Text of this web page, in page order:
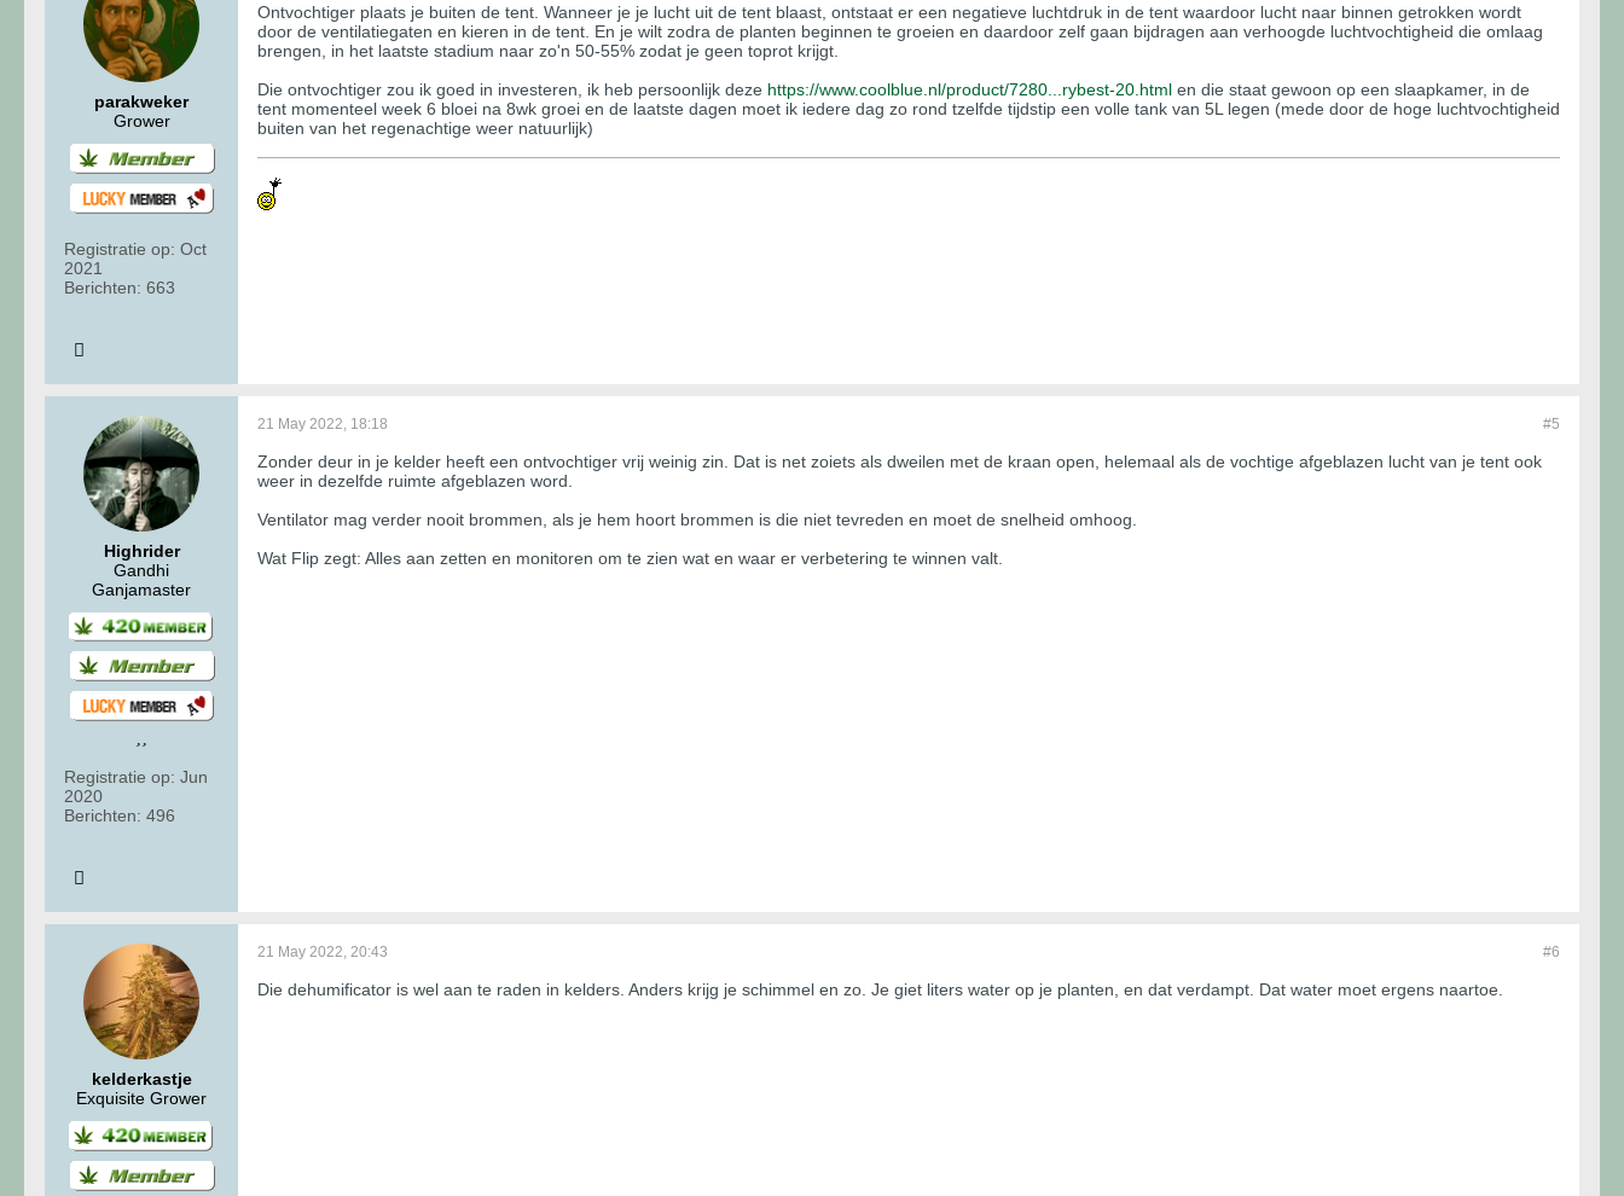
parakweker
Grower
Registratie op: Oct
2021
Berichten: 663
Ontvochtiger plaats je buiten de tent. Wanneer je je lucht uit de tent blaast, ontstaat er een negatieve luchtdruk in de tent waardoor lucht naar binnen getrokken wordt
door de ventilatiegaten en kieren in de tent. En je wilt zodra de planten beginnen te groeien en daardoor zelf gaan bijdragen aan verhoogde luchtvochtigheid die omlaag
brengen, in het laatste stadium naar zo'n 50-55% zodat je geen toprot krijgt.
Die ontvochtiger zou ik goed in investeren, ik heb persoonlijk deze https://www.coolblue.nl/product/7280...rybest-20.html en die staat gewoon op een slaapkamer, in de
tent momenteel week 6 bloei na 8wk groei en de laatste dagen moet ik iedere dag zo rond tzelfde tijdstip een volle tank van 5L legen (mede door de hoge luchtvochtigheid
buiten van het regenachtige weer natuurlijk)
Highrider
Gandhi
Ganjamaster
Registratie op: Jun
2020
Berichten: 496
#5
21 May 2022, 18:18
Zonder deur in je kelder heeft een ontvochtiger vrij weinig zin. Dat is net zoiets als dweilen met de kraan open, helemaal als de vochtige afgeblazen lucht van je tent ook
weer in dezelfde ruimte afgeblazen word.
Ventilator mag verder nooit brommen, als je hem hoort brommen is die niet tevreden en moet de snelheid omhoog.
Wat Flip zegt: Alles aan zetten en monitoren om te zien wat en waar er verbetering te winnen valt.
kelderkastje
Exquisite Grower
#6
21 May 2022, 20:43
Die dehumificator is wel aan te raden in kelders. Anders krijg je schimmel en zo. Je giet liters water op je planten, en dat verdampt. Dat water moet ergens naartoe.